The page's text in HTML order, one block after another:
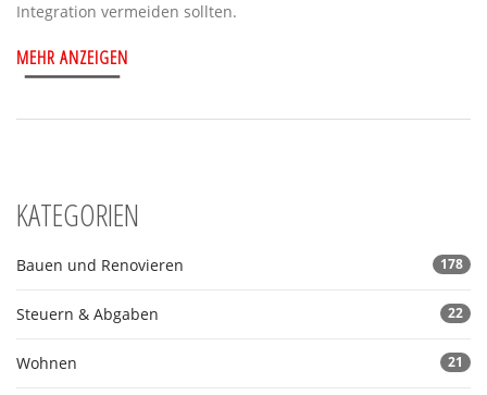
Integration vermeiden sollten.
MEHR ANZEIGEN
KATEGORIEN
Bauen und Renovieren 178
Steuern & Abgaben 22
Wohnen 21